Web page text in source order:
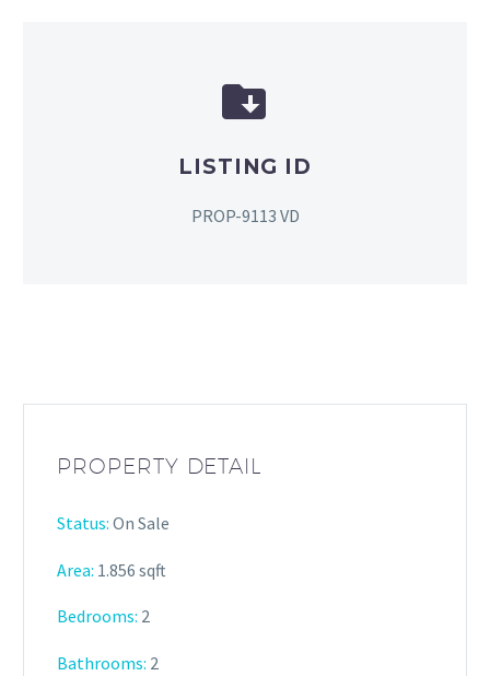


LISTING ID
PROP-9113 VD
PROPERTY DETAIL
Status: On Sale
Area: 1.856 sqft
Bedrooms: 2
Bathrooms: 2